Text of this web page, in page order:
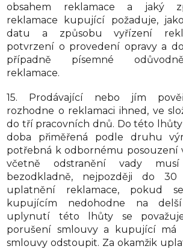
obsahem reklamace a jaký
reklamace kupující požaduje,
datu a způsobu vyřízení
potvrzení o provedení opravy a
případně písemné
reklamace.
15. Prodávající nebo jím
rozhodne o reklamaci ihned, ve
do tří pracovních dnů. Do této lhůty
doba přiměřená podle druhu
potřebná k odbornému posouzení
včetně odstranění vady
bezodkladně, nejpozději do
uplatnění reklamace, pokud
kupujícím nedohodne na
uplynutí této lhůty se
porušení smlouvy a kupující má
smlouvy odstoupit. Za okamžik